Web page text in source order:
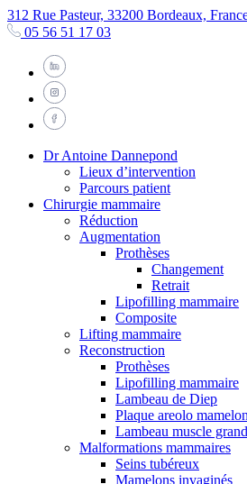
312 Rue Pasteur, 33200 Bordeaux,
05 56 51 17 03
Dr Antoine Dannepond
Lieux d’intervention
Parcours patient
Chirurgie mammaire
Réduction
Augmentation
Prothèses
Changement
Retrait
Lipofilling mammaire
Composite
Lifting mammaire
Reconstruction
Prothèses
Lipofilling mammaire
Lambeau de Diep
Plaque areolo
Lambeau muscle
Malformations mammaires
Seins tubéreux
Mamelons invaginés